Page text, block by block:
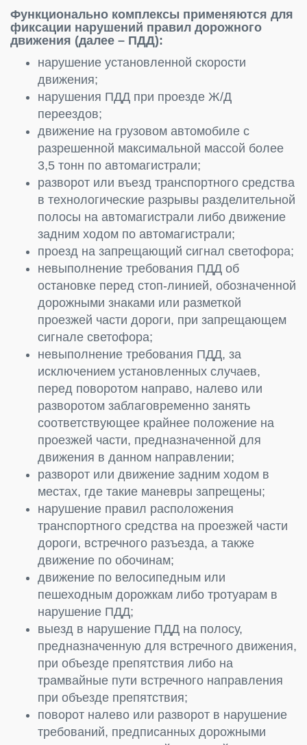
Функционально комплексы применяются для
фиксации нарушений правил дорожного
движения (далее – ПДД):
нарушение установленной скорости
движения;
нарушения ПДД при проезде Ж/Д
переездов;
движение на грузовом автомобиле с
разрешенной максимальной массой более
3,5 тонн по автомагистрали;
разворот или въезд транспортного средства
в технологические разрывы разделительной
полосы на автомагистрали либо движение
задним ходом по автомагистрали;
проезд на запрещающий сигнал светофора;
невыполнение требования ПДД об
остановке перед стоп-линией, обозначенной
дорожными знаками или разметкой
проезжей части дороги, при запрещающем
сигнале светофора;
невыполнение требования ПДД, за
исключением установленных случаев,
перед поворотом направо, налево или
разворотом заблаговременно занять
соответствующее крайнее положение на
проезжей части, предназначенной для
движения в данном направлении;
разворот или движение задним ходом в
местах, где такие маневры запрещены;
нарушение правил расположения
транспортного средства на проезжей части
дороги, встречного разъезда, а также
движение по обочинам;
движение по велосипедным или
пешеходным дорожкам либо тротуарам в
нарушение ПДД;
выезд в нарушение ПДД на полосу,
предназначенную для встречного движения,
при объезде препятствия либо на
трамвайные пути встречного направления
при объезде препятствия;
поворот налево или разворот в нарушение
требований, предписанных дорожными